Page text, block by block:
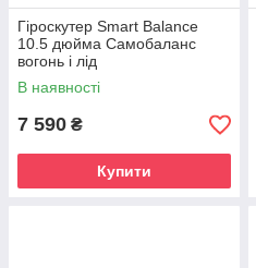
Гіроскутер Smart Balance
10.5 дюйма Самобаланс
вогонь і лід
В наявності
7 590 ₴
Купити